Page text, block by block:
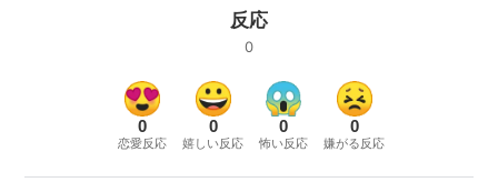
反応
0
0
恋愛反応
0
嬉しい反応
0
怖い反応
0
嫌がる反応